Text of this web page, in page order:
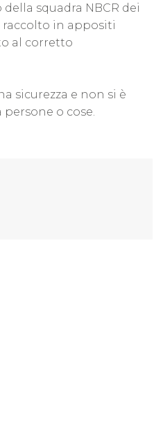
squadra NBCR dei
raccolto in appositi
al corretto
sicurezza e non si è
o cose.